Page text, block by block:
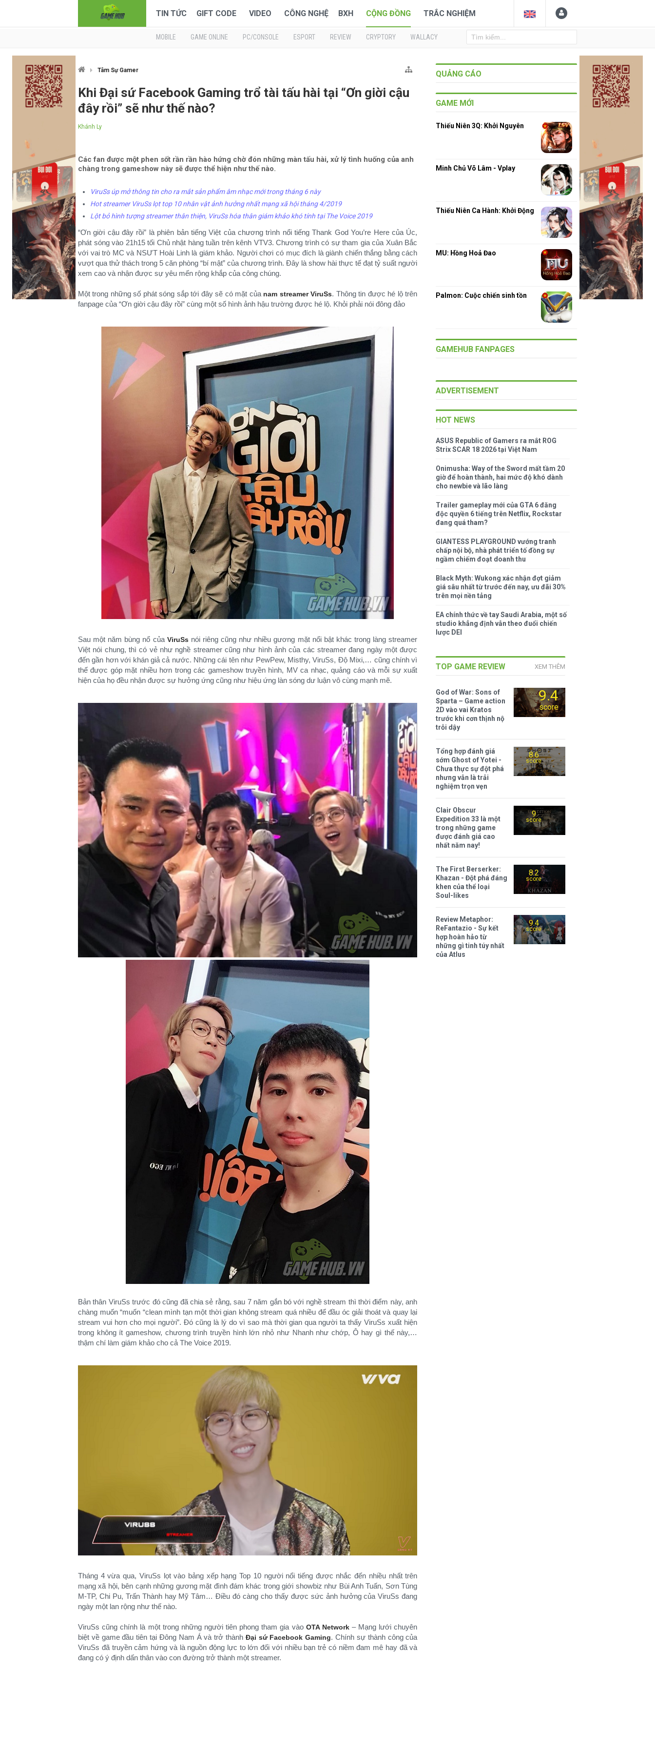
TIN TỨC GIFT CODE VIDEO CÔNG NGHỆ BXH CỘNG ĐỒNG TRẮC NGHIỆM
MOBILE GAME ONLINE PC/CONSOLE ESPORT REVIEW CRYPTORY WALLACY
Tâm Sự Gamer
Khi Đại sứ Facebook Gaming trổ tài tấu hài tại “Ơn giời cậu
đây rồi” sẽ như thế nào?
Khánh Ly
Các fan được một phen sốt rần rần hào hứng chờ đón những màn tấu hài, xử lý tình huống của anh
chàng trong gameshow này sẽ được thể hiện như thế nào.
ViruSs úp mở thông tin cho ra mắt sản phẩm âm nhạc mới trong tháng 6 này
Hot streamer ViruSs lọt top 10 nhân vật ảnh hưởng nhất mạng xã hội tháng 4/2019
Lột bỏ hình tượng streamer thân thiện, ViruSs hóa thân giám khảo khó tính tại The Voice 2019
“Ơn giời cậu đây rồi” là phiên bản tiếng Việt của chương trình nổi tiếng Thank God You’re Here của Úc,
phát sóng vào 21h15 tối Chủ nhật hàng tuần trên kênh VTV3. Chương trình có sự tham gia của Xuân Bắc
với vai trò MC và NSƯT Hoài Linh là giám khảo. Người chơi có mục đích là giành chiến thắng bằng cách
vượt qua thử thách trong 5 căn phòng “bí mật” của chương trình. Đây là show hài thực tế đạt tỷ suất người
xem cao và nhận được sự yêu mến rộng khắp của công chúng.
Một trong những số phát sóng sắp tới đây sẽ có mặt của nam streamer ViruSs. Thông tin được hé lộ trên
fanpage của “Ơn giời cậu đây rồi” cùng một số hình ảnh hậu trường được hé lộ. Khỏi phải nói đông đảo
Sau một năm bùng nổ của ViruSsnói riêng cũng như nhiều gương mặt nổi bật khác trong làng streamer
Việt nói chung, thì có vẻ như nghề streamer cũng như hình ảnh của các streamer đang ngày một được
đến gần hơn với khán giả cả nước. Những cái tên như PewPew, Misthy, ViruSs, Độ Mixi,… cũng chính vì
thế được góp mặt nhiều hơn trong các gameshow truyền hình, MV ca nhạc, quảng cáo và mỗi sự xuất
hiện của họ đều nhận được sự hưởng ứng cũng như hiệu ứng làn sóng dư luận vô cùng mạnh mẽ.
Bản thân ViruSs trước đó cũng đã chia sẻ rằng, sau 7 năm gắn bó với nghề stream thì thời điểm này, anh
chàng muốn “muốn “clean mình tạn một thời gian không stream quá nhiều để đầu óc giải thoát và quay lại
stream vui hơn cho mọi người”. Đó cũng là lý do vì sao mà thời gian qua người ta thấy ViruSs xuất hiện
trong không ít gameshow, chương trình truyền hình lớn nhỏ như Nhanh như chớp, Ô hay gì thế này,…
thậm chí làm giám khảo cho cả The Voice 2019.
Tháng 4 vừa qua, ViruSs lọt vào bảng xếp hạng Top 10 người nổi tiếng được nhắc đến nhiều nhất trên
mạng xã hội, bên cạnh những gương mặt đình đám khác trong giới showbiz như Bùi Anh Tuấn, Sơn Tùng
M-TP, Chi Pu, Trấn Thành hay Mỹ Tâm… Điều đó càng cho thấy được sức ảnh hưởng của ViruSs đang
ngày một lan rộng như thế nào.
ViruSs cũng chính là một trong những người tiên phong tham gia vào OTA Network– Mạng lưới chuyên
biệt về game đầu tiên tại Đông Nam Á và trở thành Đại sứ Facebook Gaming. Chính sự thành công của
ViruSs đã truyền cảm hứng và là nguồn động lực to lớn đối với nhiều bạn trẻ có niềm đam mê hay đã và
đang có ý định dấn thân vào con đường trở thành một streamer.​
QUẢNG CÁO
GAME MỚI
Thiếu Niên 3Q: Khởi Nguyên
Minh Chủ Võ Lâm - Vplay
Thiếu Niên Ca Hành: Khởi Động
MU: Hồng Hoả Đao
Palmon: Cuộc chiến sinh tồn
GAMEHUB FANPAGES
ADVERTISEMENT
HOT NEWS
ASUS Republic of Gamers ra mắt ROG
Strix SCAR 18 2026 tại Việt Nam
Onimusha: Way of the Sword mất tầm 20
giờ để hoàn thành, hai mức độ khó dành
cho newbie và lão làng
Trailer gameplay mới của GTA 6 đăng
độc quyền 6 tiếng trên Netflix, Rockstar
đang quá tham?
GIANTESS PLAYGROUND vướng tranh
chấp nội bộ, nhà phát triển tố đồng sự
ngầm chiếm đoạt doanh thu
Black Myth: Wukong xác nhận đợt giảm
giá sâu nhất từ trước đến nay, ưu đãi 30%
trên mọi nền tảng
EA chính thức về tay Saudi Arabia, một số
studio khẳng định vẫn theo đuổi chiến
lược DEI
TOP GAME REVIEW XEM THÊM
9.4
score
God of War: Sons of
Sparta – Game action
2D vào vai Kratos
trước khi cơn thịnh nộ
trỗi dậy
8.6
score
Tổng hợp đánh giá
sớm Ghost of Yotei -
Chưa thực sự đột phá
nhưng vẫn là trải
nghiệm trọn vẹn
9
score
Clair Obscur
Expedition 33 là một
trong những game
được đánh giá cao
nhất năm nay!
8.2
score
The First Berserker:
Khazan - Đột phá đáng
khen của thể loại
Soul-likes
9.4
score
Review Metaphor:
ReFantazio - Sự kết
hợp hoàn hảo từ
những gì tinh túy nhất
của Atlus